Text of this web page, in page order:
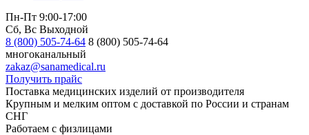
Пн-Пт 9:00-17:00
Сб, Вс Выходной
8 (800) 505-74-64 8 (800) 505-74-64
многоканальный
zakaz@sanamedical.ru
Получить прайс
Поставка медицинских изделий от производителя
Крупным и мелким оптом с доставкой по России и странам
СНГ
Работаем с физлицами